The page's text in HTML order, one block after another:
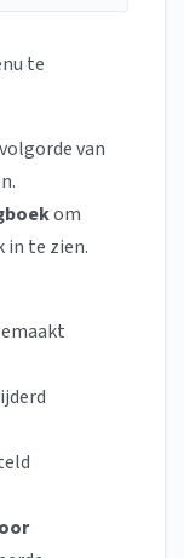
te
van
om
in te zien.